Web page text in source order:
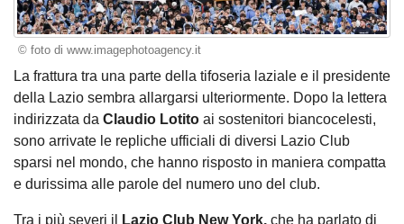
© foto di www.imagephotoagency.it
La frattura tra una parte della tifoseria laziale e il presidente
della Lazio sembra allargarsi ulteriormente. Dopo la lettera
indirizzata da Claudio Lotito ai sostenitori biancocelesti,
sono arrivate le repliche ufficiali di diversi Lazio Club
sparsi nel mondo, che hanno risposto in maniera compatta
e durissima alle parole del numero uno del club.
Tra i più severi il Lazio Club New York, che ha parlato di